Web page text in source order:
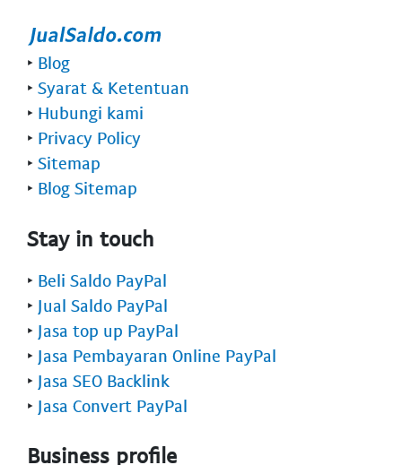
‣ Blog
‣ Syarat & Ketentuan
‣ Hubungi kami
‣ Privacy Policy
‣ Sitemap
‣ Blog Sitemap
Stay in touch
‣ Beli Saldo PayPal
‣ Jual Saldo PayPal
‣ Jasa top up PayPal
‣ Jasa Pembayaran Online PayPal
‣ Jasa SEO Backlink
‣ Jasa Convert PayPal
Business profile